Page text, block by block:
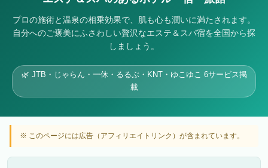
プロの施術と温泉の相乗効果で、肌も心も潤いに満たされます。
自分へのご褒美にふさわしい贅沢なエステ＆スパ宿を全国から探
しましょう。
🌿 JTB・じゃらん・一休・るるぶ・KNT・ゆこゆこ 6サービス掲
載
※ このページには広告（アフィリエイトリンク）が含まれています。